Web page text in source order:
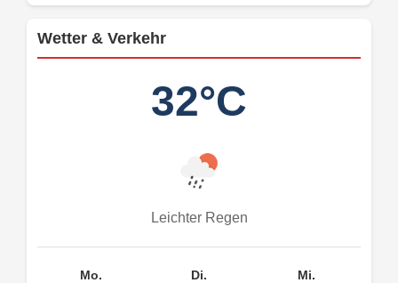
Wetter & Verkehr
32°C
Leichter Regen
Mo. Di. Mi.